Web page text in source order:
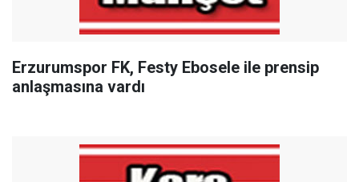
Erzurumspor FK, Festy Ebosele ile prensip
anlaşmasına vardı